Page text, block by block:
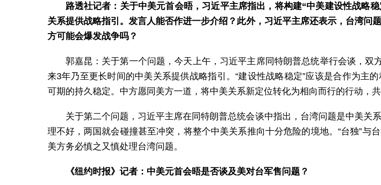
路透社记者：关于中美元首会晤，习近平主席指出，将构建“中美建设性战略
关系提供战略指引。发言人能否作进一步介绍？此外，习近平主席还表示，台湾问
方可能会爆发战争吗？
郭嘉昆：关于第一个问题，今天上午，习近平主席同特朗普总统举行会谈，双
来3年乃至更长时间的中美关系提供战略指引。“建设性战略稳定”应该是合作为主
可期的持久稳定。中方愿同美方一道，将中美关系新定位转化为相向而行的行动，
关于第二个问题，习近平主席在同特朗普总统会谈中指出，台湾问题是中美关
理不好，两国就会碰撞甚至冲突，将整个中美关系推向十分危险的境地。“台独”与
美方务必慎之又慎处理台湾问题。
《纽约时报》记者：中美元首会晤是否谈及美对台军售问题？